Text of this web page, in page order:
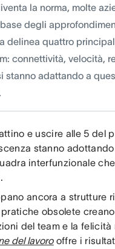
la norma, molte
degli
delinea quattro
connettività, velocità,
stanno adattando a
e uscire alle 5 del
stanno
interfunzionale
ancora a strutture
obsolete creano
del team e la felicità
del lavorooffre i